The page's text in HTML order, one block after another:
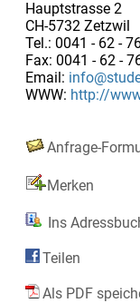
Hauptstrasse 2
CH-5732 Zetzwil
Tel.: 0041 - 62 -
Fax: 0041 - 62 -
Email:
WWW: http://
Anfrage-
Merken
Ins
Teilen
Als PDF